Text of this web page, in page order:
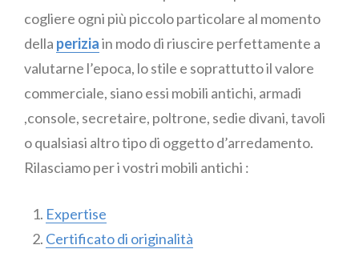
cogliere ogni più piccolo particolare al momento
della periziain modo di riuscire perfettamente a
valutarne l’epoca, lo stile e soprattutto il valore
commerciale, siano essi mobili antichi, armadi
,console, secretaire, poltrone, sedie divani, tavoli
o qualsiasi altro tipo di oggetto d’arredamento.
Rilasciamo per i vostri mobili antichi :
Expertise
Certificato di originalità